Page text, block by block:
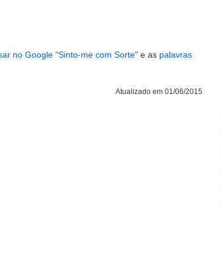
no Google "Sinto-me com Sorte" e as palavras
Atualizado em 01/06/2015